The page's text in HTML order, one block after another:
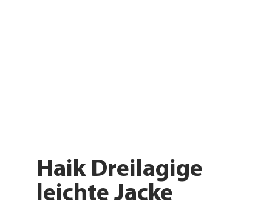
Haik Dreilagige
leichte Jacke